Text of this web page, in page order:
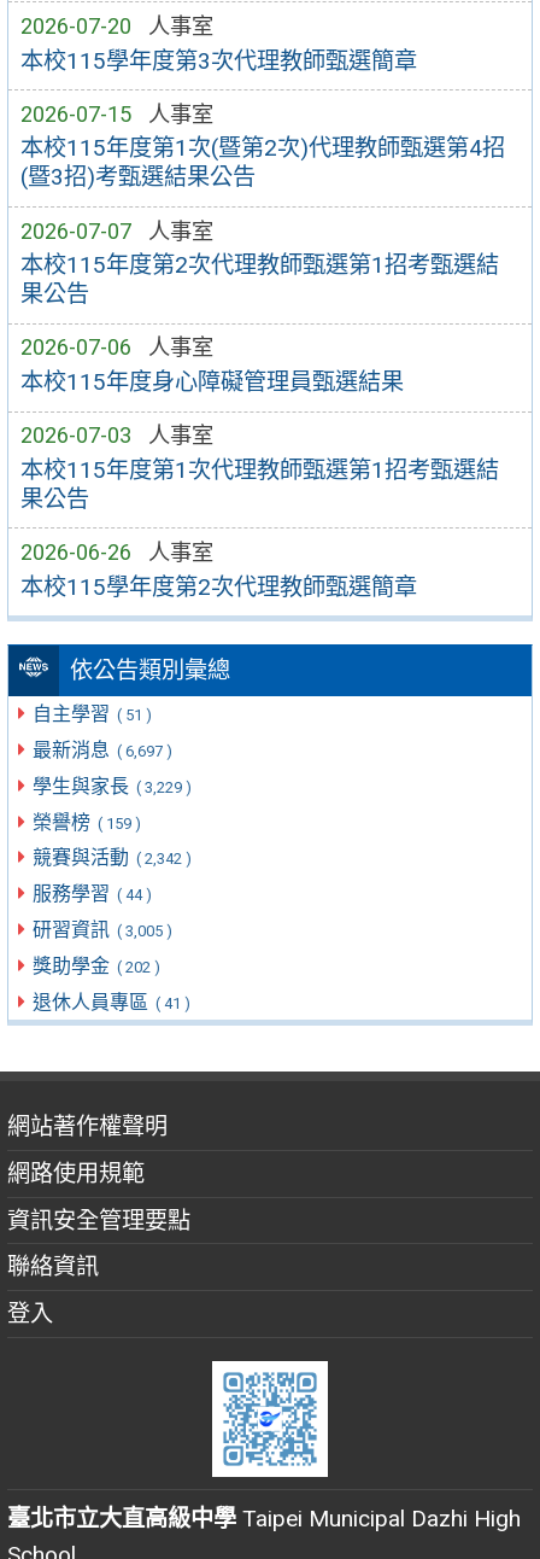
2026-07-20 人事室
本校115學年度第3次代理教師甄選簡章
2026-07-15 人事室
本校115年度第1次(暨第2次)代理教師甄選第4招
(暨3招)考甄選結果公告
2026-07-07 人事室
本校115年度第2次代理教師甄選第1招考甄選結
果公告
2026-07-06 人事室
本校115年度身心障礙管理員甄選結果
2026-07-03 人事室
本校115年度第1次代理教師甄選第1招考甄選結
果公告
2026-06-26 人事室
本校115學年度第2次代理教師甄選簡章
依公告類別彙總
自主學習 ( 51 )
最新消息 ( 6,697 )
學生與家長 ( 3,229 )
榮譽榜 ( 159 )
競賽與活動 ( 2,342 )
服務學習 ( 44 )
研習資訊 ( 3,005 )
獎助學金 ( 202 )
退休人員專區 ( 41 )
網站著作權聲明
網路使用規範
資訊安全管理要點
聯絡資訊
登入
臺北市立大直高級中學 Taipei Municipal Dazhi High